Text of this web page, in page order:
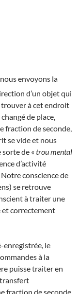
envoyons la
d’un objet qui
trouver à cet endroit
de place,
fraction de seconde,
se vide et nous
de « trou mental
d’activité
conscience de
se retrouve
à traiter une
correctement
enregistrée, le
à la
puisse traiter en
transfert
fraction de seconde,